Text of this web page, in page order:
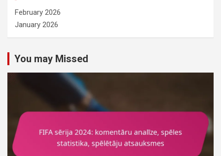
February 2026
January 2026
You may Missed